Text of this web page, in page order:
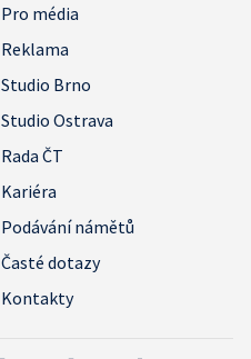
Pro média
Reklama
Studio Brno
Studio Ostrava
Rada ČT
Kariéra
Podávání námětů
Časté dotazy
Kontakty